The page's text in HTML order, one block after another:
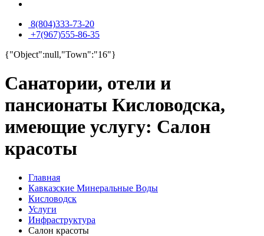
8(804)333-73-20
+7(967)555-86-35
{"Object":null,"Town":"16"}
Санатории, отели и
пансионаты Кисловодска,
имеющие услугу: Салон
красоты
Главная
Кавказские Минеральные Воды
Кисловодск
Услуги
Инфраструктура
Салон красоты